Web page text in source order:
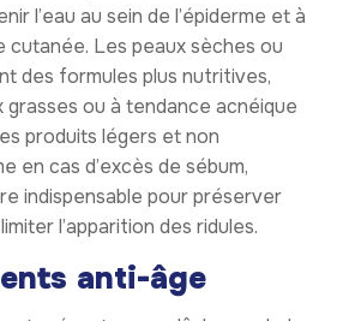
l’eau au sein de l’épiderme et à
Les peaux sèches ou
des formules plus nutritives,
grasses ou à tendance acnéique
produits légers et non
en cas d’excès de sébum,
indispensable pour préserver
l’apparition des ridules.
anti-âge